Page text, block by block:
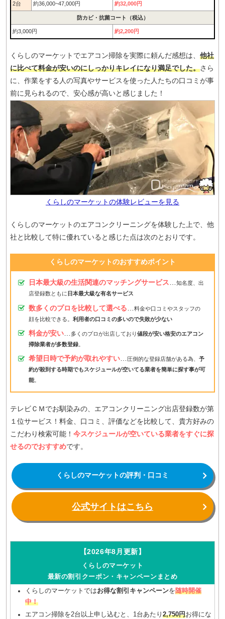
2台 約36,000~47,000円 約32,000円
防カビ・抗菌コート（税込）
約3,000円 約2,200円
くらしのマーケットでエアコン掃除を実際に頼んだ感想は、 他社
に比べて料金が安いのにしっかりキレイになり満足でした。さら
に、作業をする人の写真やサービスを使った人たちの口コミが事
前に見られるので、安心感が高いと感じました！
くらしのマーケットの体験レビューを見る
くらしのマーケットのエアコンクリーニングを体験した上で、他
社と比較して特に優れていると感じた点は次のとおりです。
くらしのマーケットのおすすめポイント
日本最大級の生活関連のマッチングサービス…知名度、出
店登録数ともに 日本最大級な有名サービス
数多くのプロを比較して選べる
料金や口コミやスタッフの
顔を比較できる。 利用者の口コミの多いので失敗が少ない
料金が安い… 多くのプロが出店しており値段が安い格安のエアコン
掃除業者が多数登録。
希望日時で予約が取れやすい…圧倒的な登録店舗がある為、 予
約が殺到する時期でもスケジュールが空いてる業者を簡単に探す事が可
能。
テレビＣＭでお馴染みの、エアコンクリーニング出店登録数が第
１位サービス！料金、口コミ、評価などを比較して、貴方好みの
こだわり検索可能！ 今スケジュールが空いている業者をすぐに探
せるのでおすすめです。
くらしのマーケットの評判・口コミ
公式サイトはこちら
【2026年8月更新】
くらしのマーケット
最新の割引クーポン・キャンペーンまとめ
くらしのマーケットではお得な割引キャンペーンを随時開催
中！
エアコン掃除を2台以上申し込むと、1台あたり 2,750円お得にな